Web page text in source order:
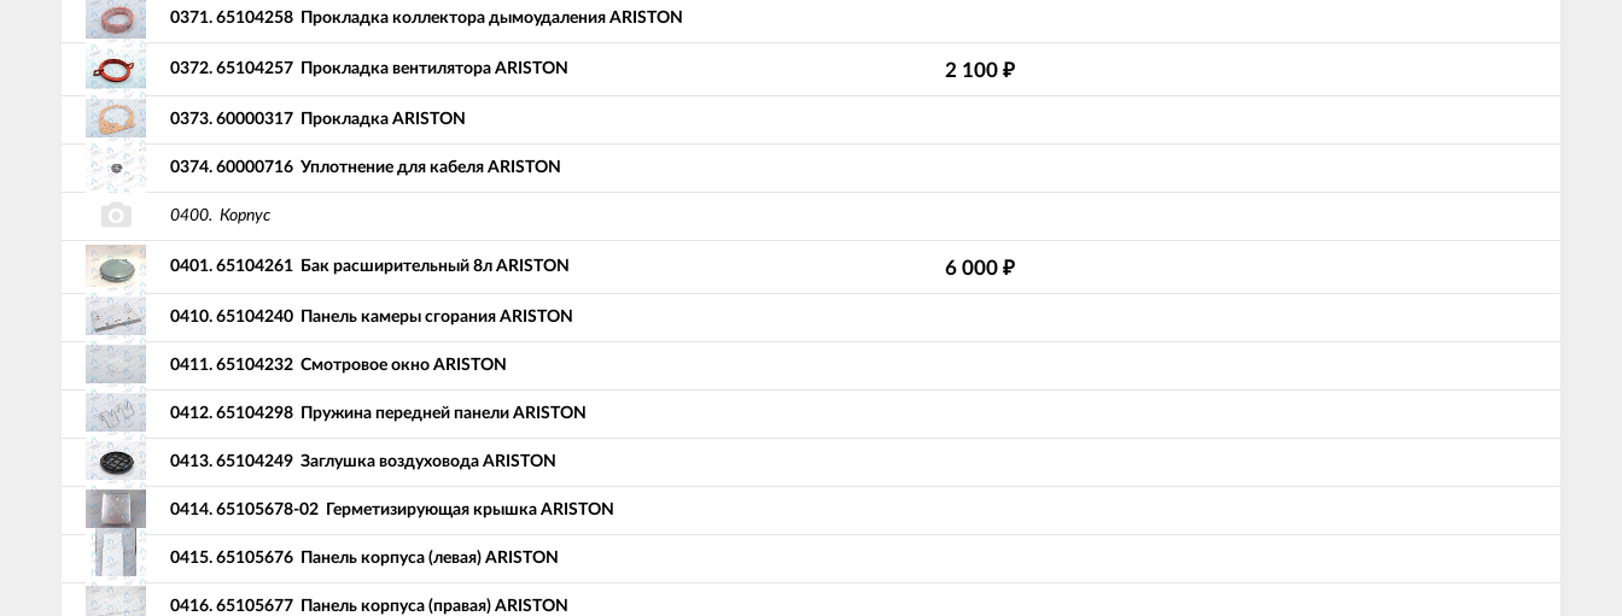
0371. 65104258 Прокладка коллектора дымоудаления ARISTON
0372. 65104257 Прокладка вентилятора ARISTON 2 100 ₽
0373. 60000317 Прокладка ARISTON
0374. 60000716 Уплотнение для кабеля ARISTON
0400. Корпус
0401. 65104261 Бак расширительный 8л ARISTON 6 000 ₽
0410. 65104240 Панель камеры сгорания ARISTON
0411. 65104232 Смотровое окно ARISTON
0412. 65104298 Пружина передней панели ARISTON
0413. 65104249 Заглушка воздуховода ARISTON
0414. 65105678-02 Герметизирующая крышка ARISTON
0415. 65105676 Панель корпуса (левая) ARISTON
0416. 65105677 Панель корпуса (правая) ARISTON